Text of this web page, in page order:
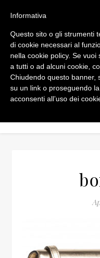
Informativa
Questo sito o gli strumenti
di cookie necessari al
nella cookie policy. Se
a tutti o ad alcuni cookie,
Chiudendo questo banner,
su un link o proseguendo
acconsenti all’uso dei